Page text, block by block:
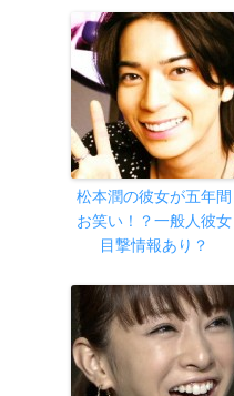
松本潤の彼女が五年間
お笑い！？一般人彼女
目撃情報あり？